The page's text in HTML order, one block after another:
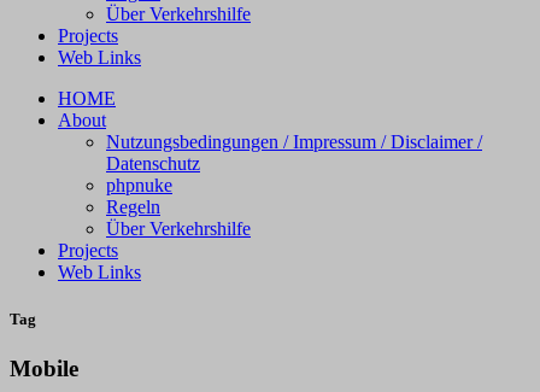
Über Verkehrshilfe
Projects
Web Links
HOME
About
Nutzungsbedingungen / Impressum / Disclaimer /
Datenschutz
phpnuke
Regeln
Über Verkehrshilfe
Projects
Web Links
Tag
Mobile